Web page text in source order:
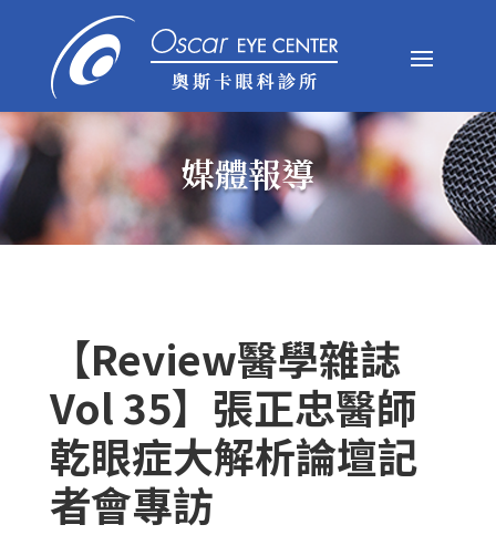
媒體報導
【Review醫學雜誌
Vol 35】張正忠醫師
乾眼症大解析論壇記
者會專訪